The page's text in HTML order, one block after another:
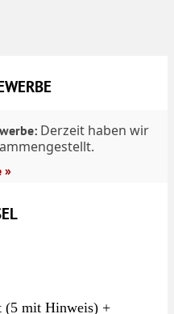
Derzeit haben wir
»
(5 mit Hinweis) +